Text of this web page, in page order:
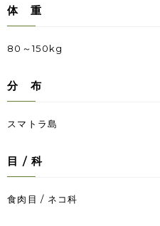
体 重
80～150kg
分 布
スマトラ島
目 / 科
食肉目 / ネコ科